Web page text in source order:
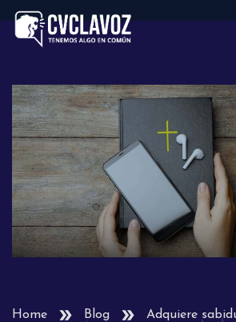
Home Blog Adquiere